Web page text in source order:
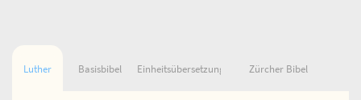
Luther Basisbibel Einheitsübersetzung Zürcher Bibel